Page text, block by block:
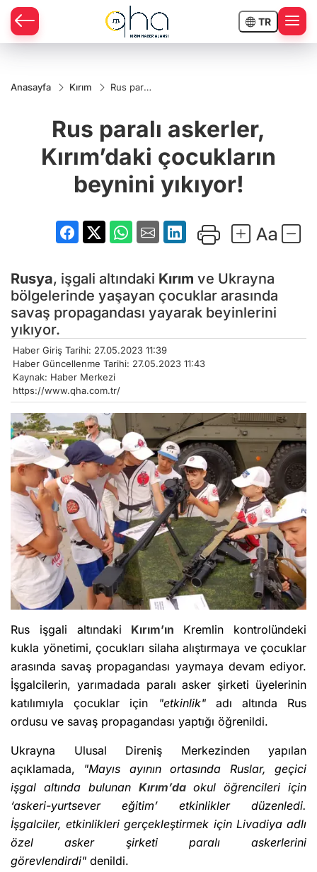
TR
Anasayfa Kırım
Rus paralı
çocukların
beynini
Rus paralı askerler,
Kırım’daki çocukların
beynini yıkıyor!
Rusya, işgali altındaki Kırım ve Ukrayna
bölgelerinde yaşayan çocuklar arasında
savaş propagandası yayarak beyinlerini
yıkıyor.
Haber Giriş Tarihi: 27.05.2023 11:39
Haber Güncellenme Tarihi: 27.05.2023 11:43
Kaynak: Haber Merkezi
https://www.qha.com.tr/
Rus işgali altındaki Kırım’ın
Kremlin kontrolündeki
kukla yönetimi, çocukları silaha alıştırmaya ve çocuklar
arasında savaş propagandası yaymaya devam ediyor.
İşgalcilerin, yarımadada paralı asker şirketi üyelerinin
katılımıyla çocuklar için "etkinlik"adı altında Rus
ordusu ve savaş propagandası yaptığı öğrenildi.
Ukrayna Ulusal Direniş Merkezinden yapılan
açıklamada, "Mayıs ayının ortasında Ruslar, geçici
işgal altında bulunan Kırım’daokul öğrencileri için
‘askeri-yurtsever eğitim’ etkinlikler düzenledi.
İşgalciler, etkinlikleri gerçekleştirmek için Livadiya adlı
özel asker şirketi paralı askerlerini
görevlendirdi" denildi.